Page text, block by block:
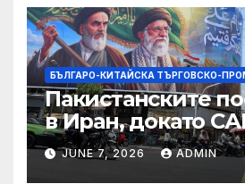
Министерство на
търговията
БЪЛГАРО-КИТАЙСКА ТЪРГОВСКО-
Пакистанските
в Иран, докато
дронове, Ливан
JUNE 7, 2026 ADMIN